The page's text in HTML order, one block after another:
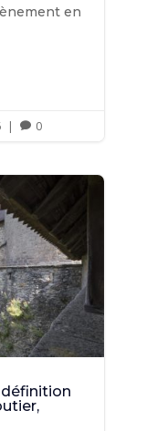
en
|  0
définition